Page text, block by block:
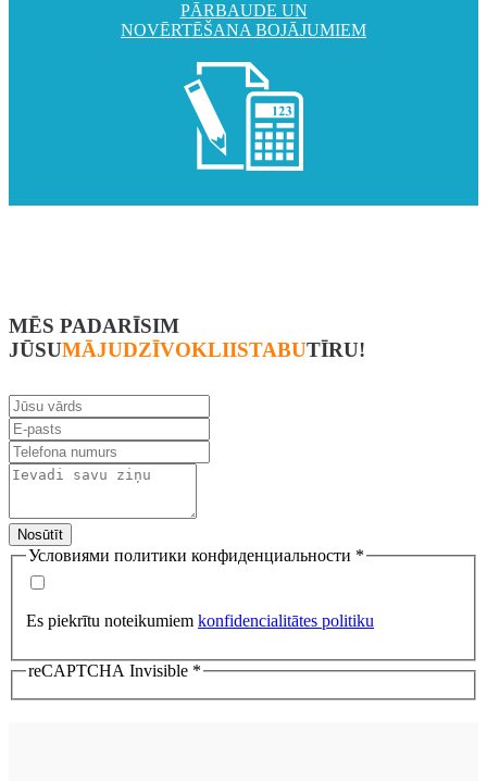
PĀRBAUDE UN
NOVĒRTĒŠANA BOJĀJUMIEM
MĒS PADARĪSIM
JŪSUMĀJUDZĪVOKLIISTABUTĪRU!
Nosūtīt
Условиями политики конфиденциальности *
Es piekrītu noteikumiem konfidencialitātes politiku
reCAPTCHA Invisible *